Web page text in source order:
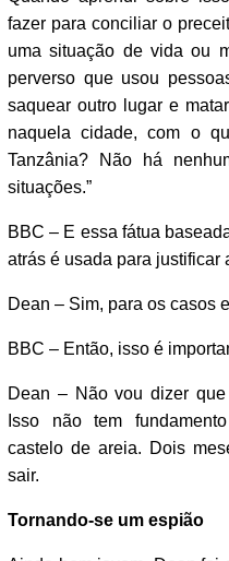
fazer para conciliar o
uma situação de vida ou
perverso que usou
saquear outro lugar e
naquela cidade, com o
Tanzânia? Não há
situações.”
BBC – E essa fátua
atrás é usada para justificar
Dean – Sim, para os casos
BBC – Então, isso é
Dean – Não vou dizer
Isso não tem
castelo de areia. Dois
sair.
Tornando-se um espião